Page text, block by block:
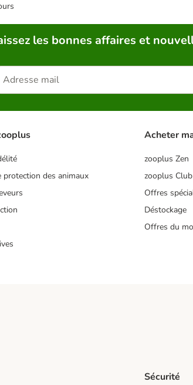
les bonnes affaires et
protection des animaux
Acheter
zooplus Zen
zooplus Club
Offres
Déstockage
Offres du
Sécurité